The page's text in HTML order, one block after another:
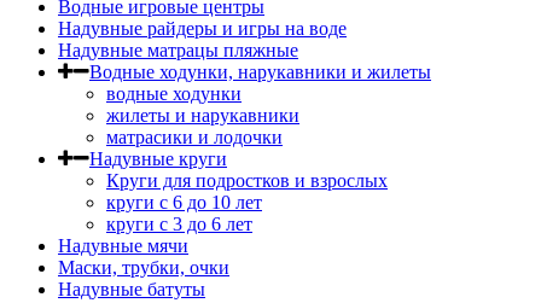
Водные игровые центры
Надувные райдеры и игры на воде
Надувные матрацы пляжные
Водные ходунки, нарукавники и жилеты
водные ходунки
жилеты и нарукавники
матрасики и лодочки
Надувные круги
Круги для подростков и взрослых
круги с 6 до 10 лет
круги c 3 до 6 лет
Надувные мячи
Маски, трубки, очки
Надувные батуты